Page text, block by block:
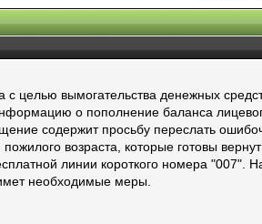
целью вымогательства денежных
о пополнение баланса
содержит просьбу переслать
возраста, которые готовы
линии короткого номера "007".
необходимые меры.